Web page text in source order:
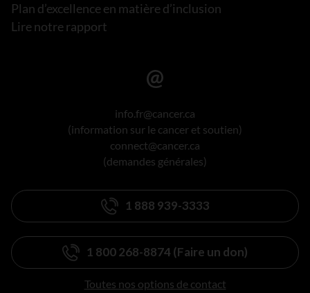
Plan d’excellence en matière d’inclusion
Lire notre rapport
info.fr@cancer.ca
(information sur le cancer et soutien)
connect@cancer.ca
(demandes générales)
1 888 939-3333
1 800 268-8874 (Faire un don)
Toutes nos options de contact